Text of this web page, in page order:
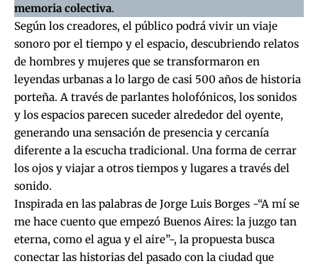
memoria colectiva.
Según los creadores, el público podrá vivir un viaje
sonoro por el tiempo y el espacio, descubriendo relatos
de hombres y mujeres que se transformaron en
leyendas urbanas a lo largo de casi 500 años de historia
porteña. A través de parlantes holofónicos, los sonidos
y los espacios parecen suceder alrededor del oyente,
generando una sensación de presencia y cercanía
diferente a la escucha tradicional. Una forma de cerrar
los ojos y viajar a otros tiempos y lugares a través del
sonido.
Inspirada en las palabras de Jorge Luis Borges -“A mí se
me hace cuento que empezó Buenos Aires: la juzgo tan
eterna, como el agua y el aire”-, la propuesta busca
conectar las historias del pasado con la ciudad que